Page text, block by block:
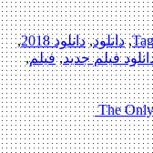
Tag
,دانلود,دانلود 2018
,
فیلم جدید,فیلم,